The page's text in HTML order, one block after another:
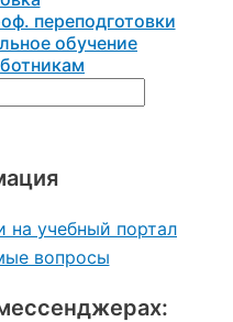
переподготовки
обучение
на учебный портал
вопросы